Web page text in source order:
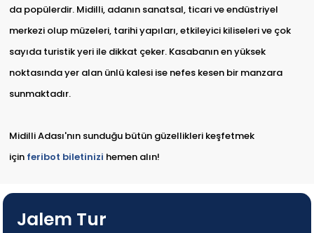
da popülerdir. Midilli, adanın sanatsal, ticari ve endüstriyel
merkezi olup müzeleri, tarihi yapıları, etkileyici kiliseleri ve çok
sayıda turistik yeri ile dikkat çeker. Kasabanın en yüksek
noktasında yer alan ünlü kalesi ise nefes kesen bir manzara
sunmaktadır.
Midilli Adası'nın sunduğu bütün güzellikleri keşfetmek
için feribot biletinizi hemen alın!
Jalem Tur